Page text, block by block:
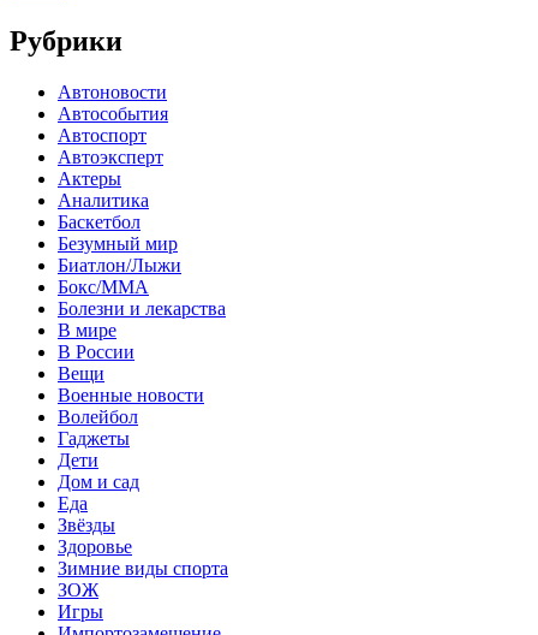
Рубрики
Автоновости
Автособытия
Автоспорт
Автоэксперт
Актеры
Аналитика
Баскетбол
Безумный мир
Биатлон/Лыжи
Бокс/MMA
Болезни и лекарства
В мире
В России
Вещи
Военные новости
Волейбол
Гаджеты
Дети
Дом и сад
Еда
Звёзды
Здоровье
Зимние виды спорта
ЗОЖ
Игры